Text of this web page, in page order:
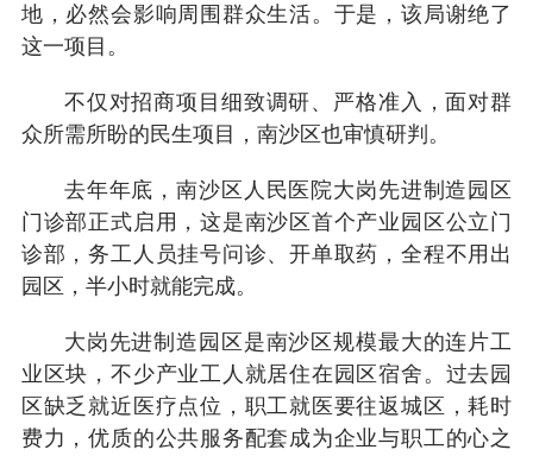
地，必然会影响周围群众生活。于是，该局谢绝了
这一项目。
不仅对招商项目细致调研、严格准入，面对群
众所需所盼的民生项目，南沙区也审慎研判。
去年年底，南沙区人民医院大岗先进制造园区
门诊部正式启用，这是南沙区首个产业园区公立门
诊部，务工人员挂号问诊、开单取药，全程不用出
园区，半小时就能完成。
大岗先进制造园区是南沙区规模最大的连片工
业区块，不少产业工人就居住在园区宿舍。过去园
区缺乏就近医疗点位，职工就医要往返城区，耗时
费力，优质的公共服务配套成为企业与职工的心之